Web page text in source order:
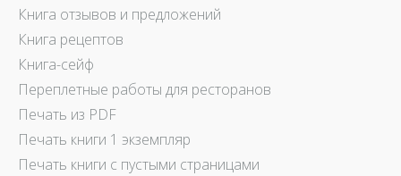
Книга отзывов и предложений
Книга рецептов
Книга-сейф
Переплетные работы для ресторанов
Печать из PDF
Печать книги 1 экземпляр
Печать книги с пустыми страницами